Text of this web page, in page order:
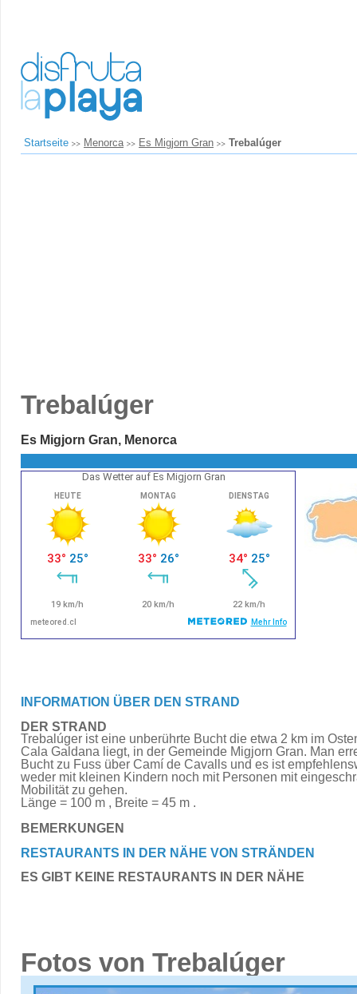
Startseite Menorca Es Migjorn Gran Trebalúger
Trebalúger
Es Migjorn Gran, Menorca
Das Wetter auf Es Migjorn Gran
INFORMATION ÜBER DEN STRAND
DER STRAND
Trebalúger ist eine unberührte Bucht die etwa 2 km im
Cala Galdana liegt, in der Gemeinde Migjorn Gran. Man
Bucht zu Fuss über Camí de Cavalls und es ist
weder mit kleinen Kindern noch mit Personen mit
Mobilität zu gehen.
Länge = 100 m , Breite = 45 m .
BEMERKUNGEN
RESTAURANTS IN DER NÄHE VON STRÄNDEN
ES GIBT KEINE RESTAURANTS IN DER NÄHE
Fotos von Trebalúger